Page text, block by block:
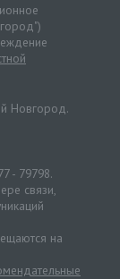
Новгород.
- 79798.
связи,
на